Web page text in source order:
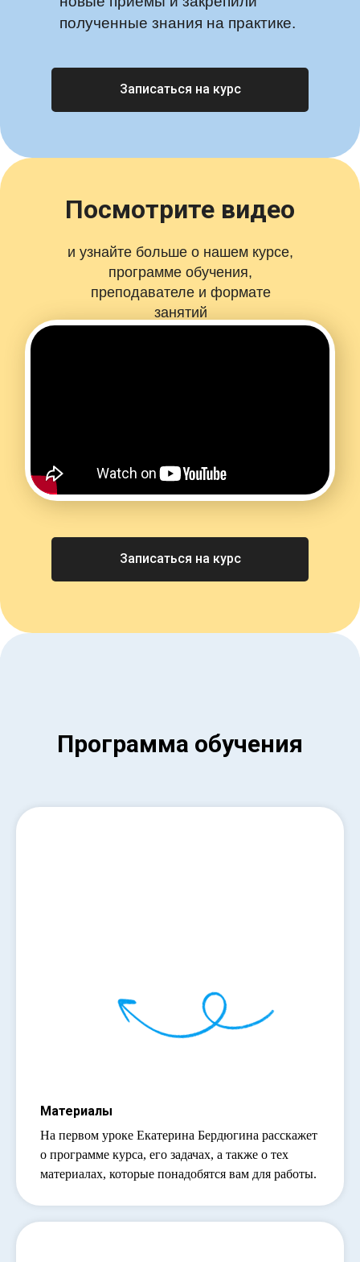
полученные знания на практике.
Записаться на курс
Посмотрите видео
и узнайте больше о нашем курсе,
программе обучения,
преподавателе и формате
занятий
Записаться на курс
Программа обучения
Материалы
На первом уроке Екатерина Бердюгина расскажет
о программе курса, его задачах, а также о тех
материалах, которые понадобятся вам для работы.